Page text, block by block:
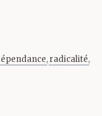
ciel
loin,radicalité